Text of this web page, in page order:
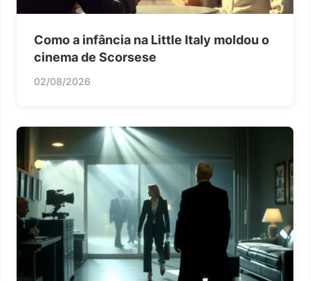
Como a infância na Little Italy moldou o
cinema de Scorsese
02/08/2026